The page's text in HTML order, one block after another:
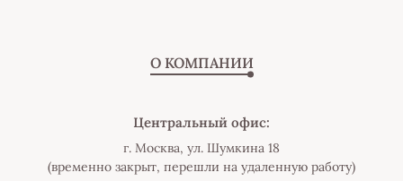
О КОМПАНИИ
Центральный офис:
г. Москва, ул. Шумкина 18
(временно закрыт, перешли на удаленную работу)